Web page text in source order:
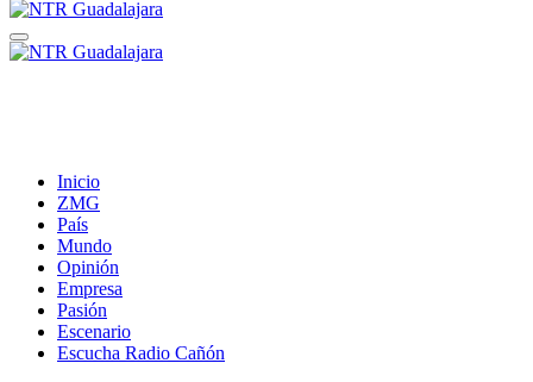
Inicio
ZMG
País
Mundo
Opinión
Empresa
Pasión
Escenario
Escucha Radio Cañón